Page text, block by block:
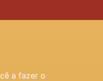
a fazer o